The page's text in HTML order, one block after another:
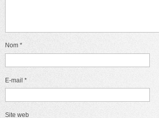
Nom *
E-mail *
Site web